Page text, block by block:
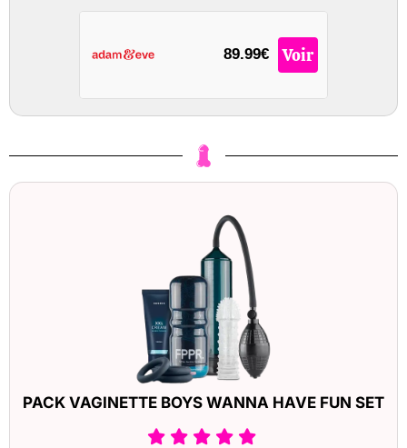
89.99€ Voir
PACK VAGINETTE BOYS WANNA HAVE FUN SET